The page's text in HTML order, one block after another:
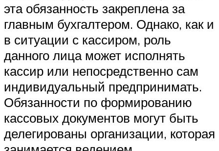
эта обязанность закреплена за
главным бухгалтером. Однако, как и
в ситуации с кассиром, роль
данного лица может исполнять
кассир или непосредственно сам
индивидуальный предпринимать.
Обязанности по формированию
кассовых документов могут быть
делегированы организации, которая